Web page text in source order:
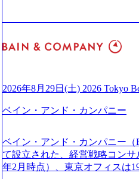
メント支援までを一気通貫で
を活用し、顧客の業務革新と
を深くヒアリングし、企画構
貫で推進していただきます。
す。 ＜SE＞ 参画いただく案件
画当初はご経験に応じたフェー
ただきます。 課題選定から顧
していただきます。 アジャイ
ながら改善サイクルを回すた
例を実現 (https://
ps://www.accenture.com/jp-ja/
ービス） 世界49カ国に約73万
上の国の企業を顧客に売上641
ている、売上・従業員数共に
今後も高い成長が見込まれる
ングに続いて日本国内2番目に
引き留めを受けずに移動が可
取得率など約10項目を数値化
成功した 18時以降の会議を原
グなどの専門知識と、豊富な
有する 金融、製造、流通、エ
ライアントとしている SAP領
以上、日本国内で企業最多の
る また、日本国内企業として
を基に独自の方法論やテンプレ
uction.appspot.com/public/images/
nt/dam/abeam/jp/ja/about/
WARD OF EXCELLENCE 2024
賞 (https://prtimes.jp/main/html/
ング、社員の健康改善を支援
2026年8月29日(土) 2026 Tokyo
ベイン・アンド・カンパニー
ベイン・アンド・カンパニー（
て設立された、経営戦略コンサ
年2月時点）、東京オフィスは